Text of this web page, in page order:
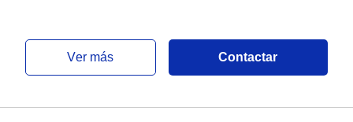
ver más Contactar